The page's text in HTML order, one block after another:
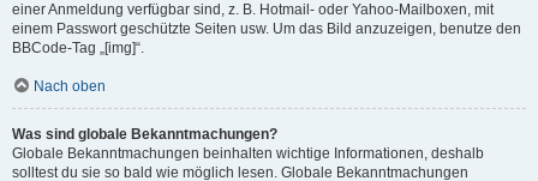
einer Anmeldung verfügbar sind, z. B. Hotmail- oder Yahoo-Mailboxen, mit
einem Passwort geschützte Seiten usw. Um das Bild anzuzeigen, benutze den
BBCode-Tag „[img]“.
Nach oben
Was sind globale Bekanntmachungen?
Globale Bekanntmachungen beinhalten wichtige Informationen, deshalb
solltest du sie so bald wie möglich lesen. Globale Bekanntmachungen